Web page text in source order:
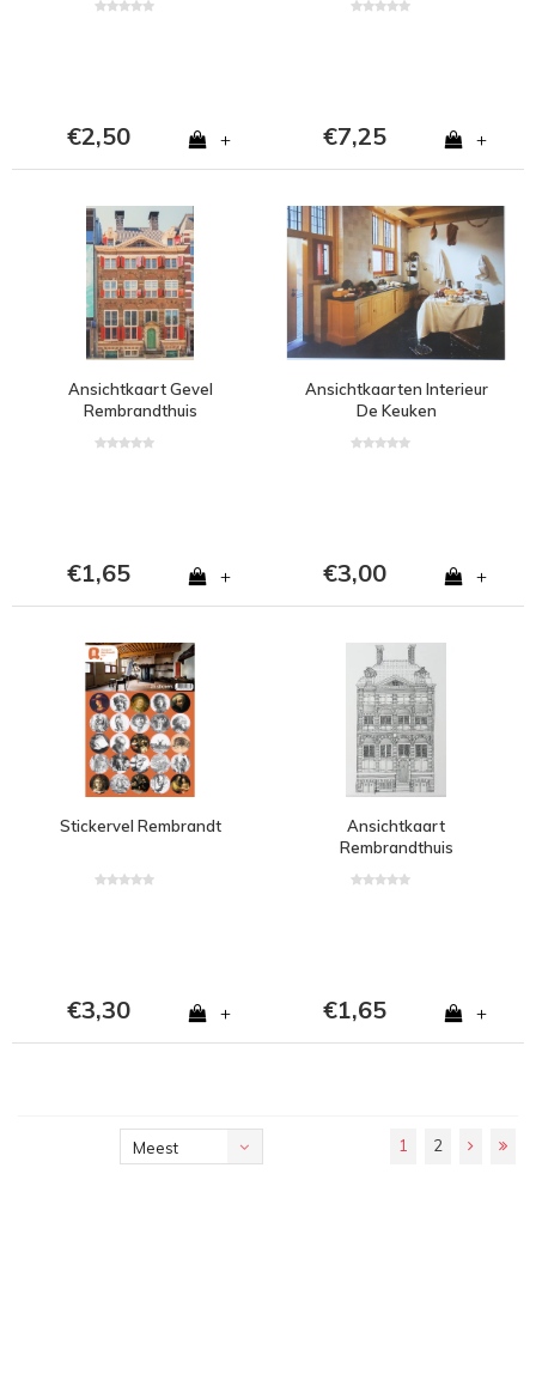
€2,50 + €7,25 +
Ansichtkaart Gevel
Rembrandthuis
€1,65 +
Ansichtkaarten Interieur
De Keuken
€3,00 +
Stickervel Rembrandt
€3,30 +
Ansichtkaart
Rembrandthuis
€1,65 +
Meest
1 2